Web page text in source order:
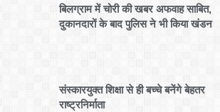
बिलग्राम में चोरी की खबर अफवाह साबित,
दुकानदारों के बाद पुलिस ने भी किया खंडन
संस्कारयुक्त शिक्षा से ही बच्चे बनेंगे बेहतर
राष्ट्रनिर्माता